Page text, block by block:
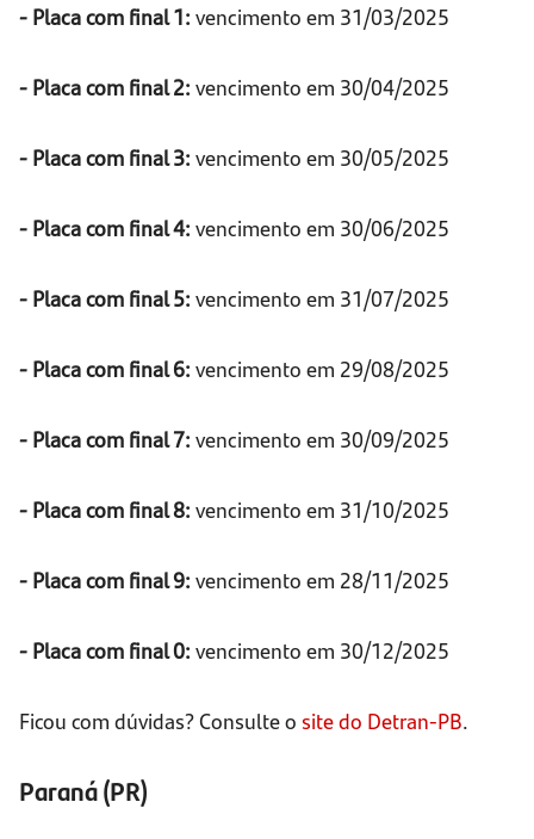
- Placa com final 1: vencimento em 31/03/2025
- Placa com final 2: vencimento em 30/04/2025
- Placa com final 3: vencimento em 30/05/2025
- Placa com final 4: vencimento em 30/06/2025
- Placa com final 5: vencimento em 31/07/2025
- Placa com final 6: vencimento em 29/08/2025
- Placa com final 7: vencimento em 30/09/2025
- Placa com final 8: vencimento em 31/10/2025
- Placa com final 9: vencimento em 28/11/2025
- Placa com final 0: vencimento em 30/12/2025
Ficou com dúvidas? Consulte o site do Detran-PB.
Paraná (PR)